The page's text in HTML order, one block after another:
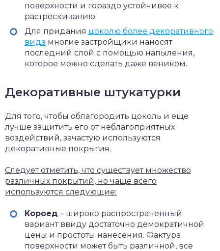
поверхности и гораздо устойчивее к
растрескиванию.
Для придания цоколю более декоративного
вида многие застройщики наносят
последний слой с помощью напыления,
которое можно сделать даже веником.
Декоративные штукатурки
Для того, чтобы облагородить цоколь и еще
лучше защитить его от неблагоприятных
воздействий, зачастую используются
декоративные покрытия.
Следует отметить, что существует множество
различных покрытий, но чаще всего
используются следующие:
Короед – широко распространенный
вариант ввиду достаточно демократичной
цены и простоты нанесения. Фактура
поверхности может быть различной, все